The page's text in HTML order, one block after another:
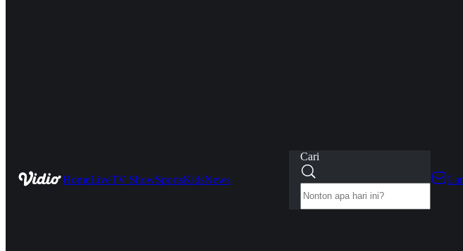
HomeLiveTV ShowSportsKidsNews
Cari